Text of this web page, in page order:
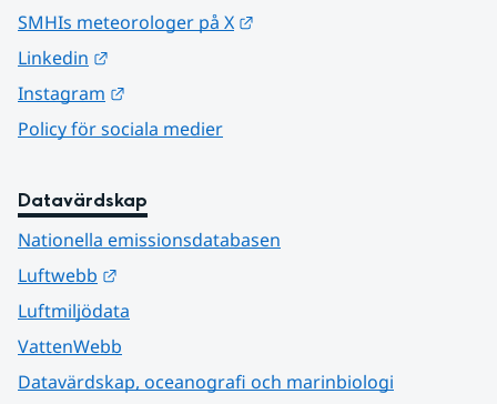
SMHIs meteorologer på X
Linkedin
Instagram
Policy för sociala medier
Datavärdskap
Nationella emissionsdatabasen
Luftwebb
Luftmiljödata
VattenWebb
Datavärdskap, oceanografi och marinbiologi